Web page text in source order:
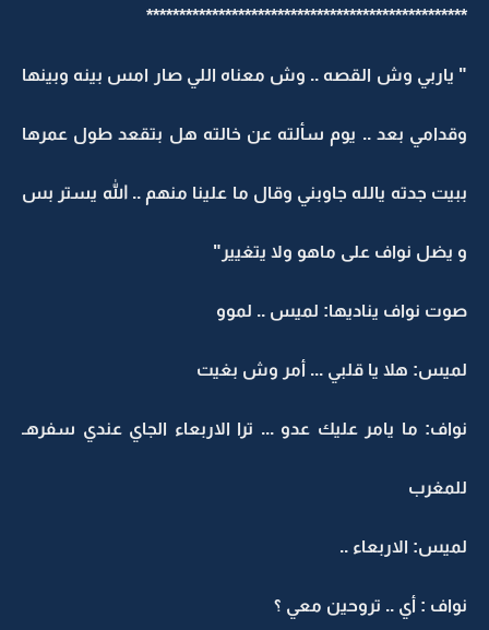
*************************************************
" ياربي وش القصه .. وش معناه اللي صار امس بينه وبينها
وقدامي بعد .. يوم سألته عن خالته هل بتقعد طول عمرها
ببيت جدته يالله جاوبني وقال ما علينا منهم .. الله يستر بس
و يضل نواف على ماهو ولا يتغيير"
صوت نواف يناديها: لميس .. لموو
لميس: هلا يا قلبي ... أمر وش بغيت
نواف: ما يامر عليك عدو ... ترا الاربعاء الجاي عندي سفرهـ
للمغرب
لميس: الاربعاء ..
نواف : أي .. تروحين معي ؟